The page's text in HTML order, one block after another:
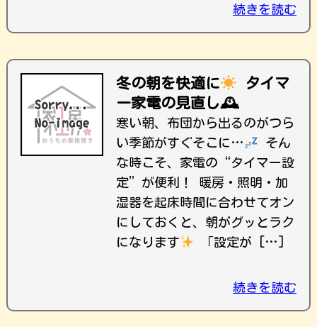
続きを読む
冬の朝を快適に
タイマ
ー家電の見直し🕰
寒い朝、布団から出るのがつら
い季節がすぐそこに…
そん
な時こそ、家電の“タイマー設
定”が便利！ 暖房・照明・加
湿器を起床時間に合わせてオン
にしておくと、朝がグッとラク
になります
「設定が […]
続きを読む